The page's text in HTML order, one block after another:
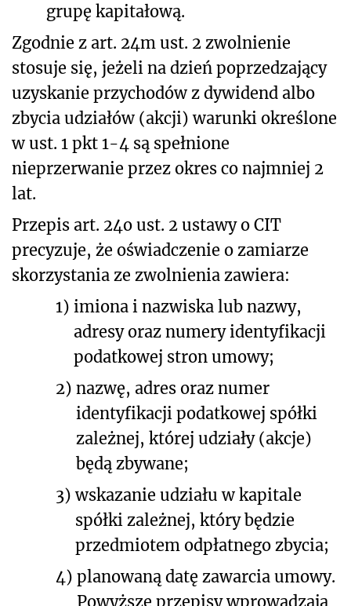
grupę kapitałową.
Zgodnie z art. 24m ust. 2 zwolnienie
stosuje się, jeżeli na dzień poprzedzający
uzyskanie przychodów z dywidend albo
zbycia udziałów (akcji) warunki określone
w ust. 1 pkt 1-4 są spełnione
nieprzerwanie przez okres co najmniej 2
lat.
Przepis art. 24o ust. 2 ustawy o CIT
precyzuje, że oświadczenie o zamiarze
skorzystania ze zwolnienia zawiera:
1) imiona i nazwiska lub nazwy,
adresy oraz numery identyfikacji
podatkowej stron umowy;
2) nazwę, adres oraz numer
identyfikacji podatkowej spółki
zależnej, której udziały (akcje)
będą zbywane;
3) wskazanie udziału w kapitale
spółki zależnej, który będzie
przedmiotem odpłatnego zbycia;
4) planowaną datę zawarcia umowy.
Powyższe przepisy wprowadzają